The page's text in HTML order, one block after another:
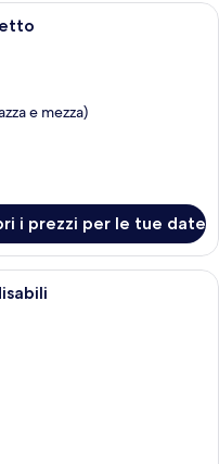
camera d'albergo con un letto,
e mezza)
i prezzi per le tue date
camera d'albergo con un letto